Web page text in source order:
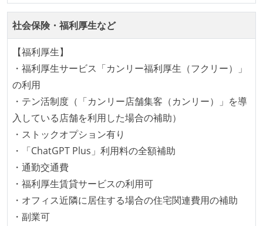
成技術は、基本的に最新版より1年以上ビハインドし
ていない
コード品質向上のための取り組み
本番にデプロイされるコードには、全てコードレビュ
ーまたはペアプログラミングを実施している
「リファクタリングは随時行われるべき」という価値
観をメンバー全員が共有しており、日常的に実施して
いる
何らかのコーディング規約をチーム全体で遵守するよ
うにしている
提出されたコードには自動的にリグレッションテスト
が実行される環境が構築されている
社会保険・福利厚生など
【福利厚生】
・福利厚生サービス「カンリー福利厚生（フクリー）」
の利用
・テン活制度（「カンリー店舗集客（カンリー）」を導
入している店舗を利用した場合の補助）
・ストックオプション有り
・「ChatGPT Plus」利用料の全額補助
・通勤交通費
・福利厚生賃貸サービスの利用可
・オフィス近隣に居住する場合の住宅関連費用の補助
・副業可